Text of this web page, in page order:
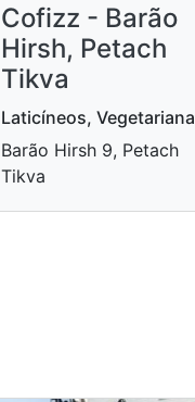
Cofizz - Barão
Hirsh, Petach
Tikva
Laticíneos, Vegetariana
Barão Hirsh 9, Petach
Tikva